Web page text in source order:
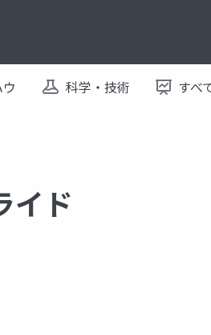
科学・技術 すべ
イド